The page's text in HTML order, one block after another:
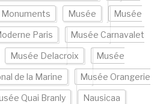
Monuments Musée Musée
Paris Musée Carnavalet
Musée Delacroix Musée
de la Marine Musée Orangerie
Quai Branly Nausicaa